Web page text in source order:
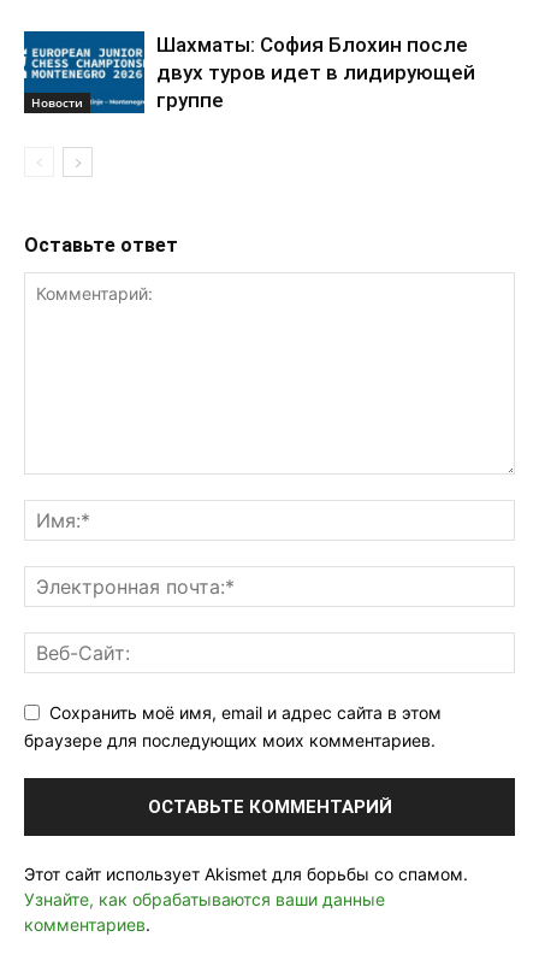
Новости
Шахматы: София Блохин после
двух туров идет в лидирующей
группе
Оставьте ответ
Сохранить моё имя, email и адрес сайта в этом
браузере для последующих моих комментариев.
Этот сайт использует Akismet для борьбы со спамом.
Узнайте, как обрабатываются ваши данные
комментариев.